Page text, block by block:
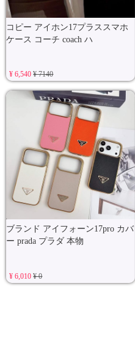
コピー アイホン17プラススマホ
ケース コーチ coach ハ
¥ 6,540¥ 7140
ブランド アイフォーン17pro カバ
ー prada プラダ 本物
¥ 6,010¥ 0